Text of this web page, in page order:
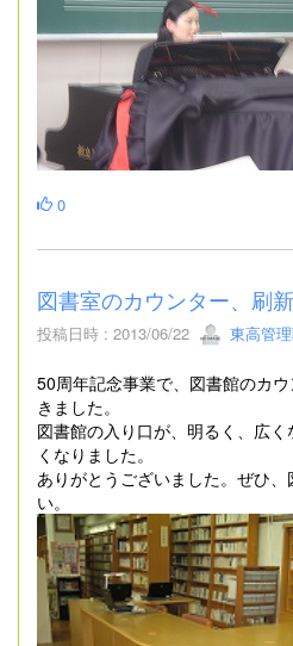
0
図書室のカウンター、刷新
投稿日時 : 2013/06/22 東高管
50周年記念事業で、図書館のカ
きました。
図書館の入り口が、明るく、広
くなりました。
ありがとうございました。ぜひ
い。